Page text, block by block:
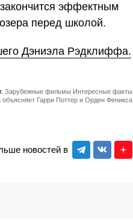
эффектным
перед школой.
Дэниэла Рэдклиффа.
Зарубежные фильмы Интересные факты
Гарри Поттер и Орден Феникса
новостей в